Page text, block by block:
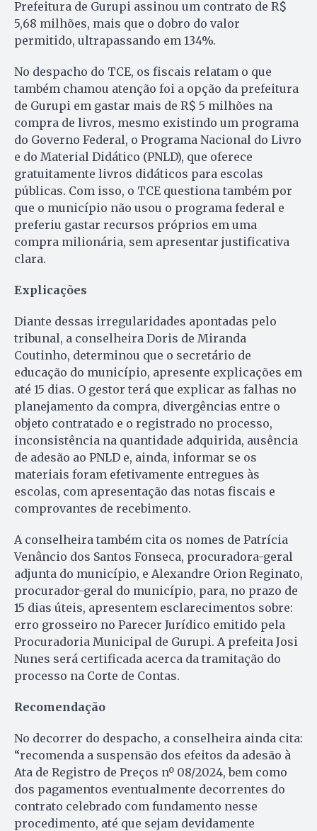
Prefeitura de Gurupi assinou um contrato de R$
5,68 milhões, mais que o dobro do valor
permitido, ultrapassando em 134%.
No despacho do TCE, os fiscais relatam o que
também chamou atenção foi a opção da prefeitura
de Gurupi em gastar mais de R$ 5 milhões na
compra de livros, mesmo existindo um programa
do Governo Federal, o Programa Nacional do Livro
e do Material Didático (PNLD), que oferece
gratuitamente livros didáticos para escolas
públicas. Com isso, o TCE questiona também por
que o município não usou o programa federal e
preferiu gastar recursos próprios em uma
compra milionária, sem apresentar justificativa
clara.
Explicações
Diante dessas irregularidades apontadas pelo
tribunal, a conselheira Doris de Miranda
Coutinho, determinou que o secretário de
educação do município, apresente explicações em
até 15 dias. O gestor terá que explicar as falhas no
planejamento da compra, divergências entre o
objeto contratado e o registrado no processo,
inconsistência na quantidade adquirida, ausência
de adesão ao PNLD e, ainda, informar se os
materiais foram efetivamente entregues às
escolas, com apresentação das notas fiscais e
comprovantes de recebimento.
A conselheira também cita os nomes de Patrícia
Venâncio dos Santos Fonseca, procuradora-geral
adjunta do município, e Alexandre Orion Reginato,
procurador-geral do município, para, no prazo de
15 dias úteis, apresentem esclarecimentos sobre:
erro grosseiro no Parecer Jurídico emitido pela
Procuradoria Municipal de Gurupi. A prefeita Josi
Nunes será certificada acerca da tramitação do
processo na Corte de Contas.
Recomendação
No decorrer do despacho, a conselheira ainda cita:
“recomenda a suspensão dos efeitos da adesão à
Ata de Registro de Preços nº 08/2024, bem como
dos pagamentos eventualmente decorrentes do
contrato celebrado com fundamento nesse
procedimento, até que sejam devidamente